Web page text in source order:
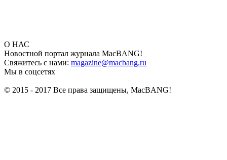
О НАС
Новостной портал журнала MacBANG!
Свяжитесь с нами: magazine@macbang.ru
Мы в соцсетях
© 2015 - 2017 Все права защищены, MacBANG!